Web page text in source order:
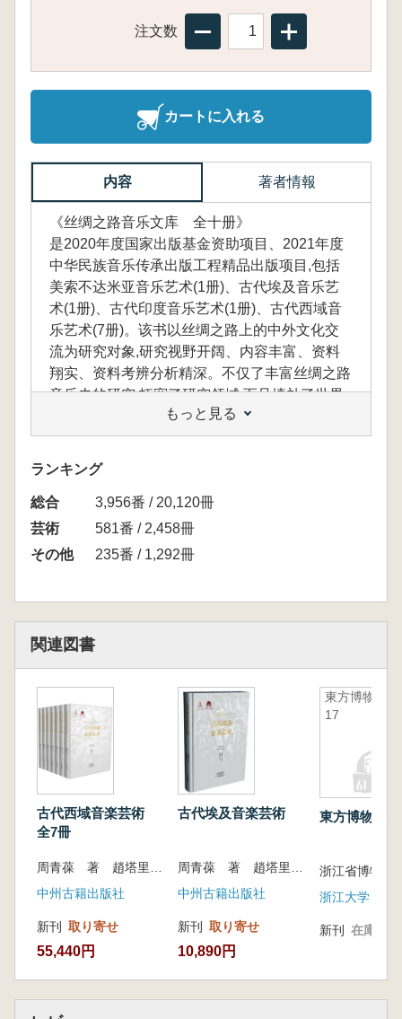
注文数
カートに入れる
内容 著者情報
《丝绸之路音乐文库 全十册》
是2020年度国家出版基金资助项目、2021年度
中华民族音乐传承出版工程精品出版项目,包括
美索不达米亚音乐艺术(1册)、古代埃及音乐艺
术(1册)、古代印度音乐艺术(1册)、古代西域音
乐艺术(7册)。该书以丝绸之路上的中外文化交
流为研究对象,研究视野开阔、内容丰富、资料
翔实、资料考辨分析精深。不仅了丰富丝绸之路
音乐史的研究,拓宽了研究领域,而且填补了世界
艺术中的许多空白,对建立世界性的丝绸之路音
乐艺术研究做出了积极的贡献,对研究丝绸之路
上中外音乐的交流有着更为积极的现实意义与深
远的历史意义。
「美索不达米亚音乐艺术」
ISBN:9787573803542
「古代埃及音乐艺术」ISBN:9787573803573
「古代印度音乐艺术」ISBN:9787573803535
もっと見る
ランキング
総合
3,956番 / 20,120冊
芸術
581番 / 2,458冊
その他
235番 / 1,292冊
関連図書
古代西域音楽芸術
全7冊
周青葆 著 趙塔里木 主編
中州古籍出版社
新刊 取り寄せ
55,440円
古代埃及音楽芸術
周青葆 著 趙塔里木 主編
中州古籍出版社
新刊 取り寄せ
10,890円
東方博物
17
東方博物 17
浙江省博物館
浙江大学
新刊 在庫なし